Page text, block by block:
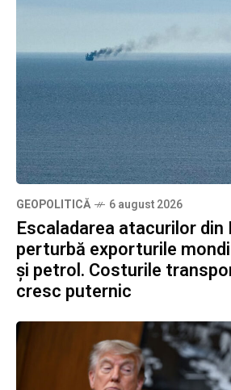
GEOPOLITICĂ 6 august 2026
Escaladarea atacurilor din
perturbă exporturile
și petrol. Costurile
cresc puternic